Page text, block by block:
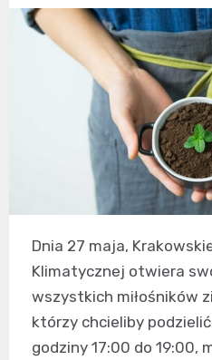
Dnia 27 maja,
Klimatycznej otwiera
wszystkich miłośników
którzy chcieliby
godziny 17:00 do 19:00,